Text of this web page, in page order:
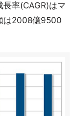
率(CAGR)はマ
は2008億9500